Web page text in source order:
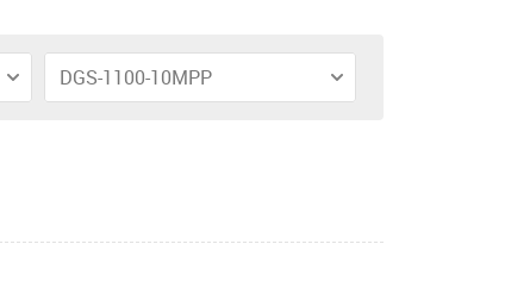
DGS-1100-10MPP